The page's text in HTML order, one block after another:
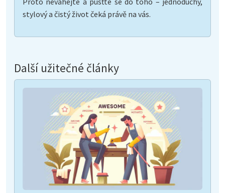
stylový a čistý život čeká právě na vás.
Další užitečné články